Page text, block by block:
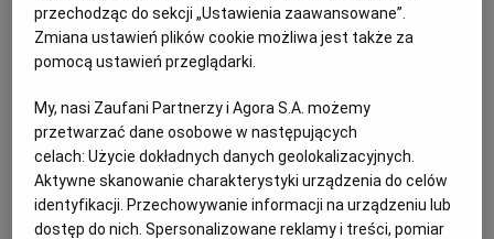
KIELCE
KOSZALIN
KRAKÓW
SŁÓWKA. MAGAZYN O JĘZYKU
GAZETA.PL
TOK FM
SPORT.PL
przechodząc do sekcji „Ustawienia zaawansowane”.
Zmiana ustawień plików cookie możliwa jest także za
pomocą ustawień przeglądarki.
My, nasi Zaufani Partnerzy i Agora S.A. możemy
przetwarzać dane osobowe w następujących
celach:Użycie dokładnych danych geolokalizacyjnych.
Aktywne skanowanie charakterystyki urządzenia do celów
identyfikacji. Przechowywanie informacji na urządzeniu lub
dostęp do nich. Spersonalizowane reklamy i treści, pomiar